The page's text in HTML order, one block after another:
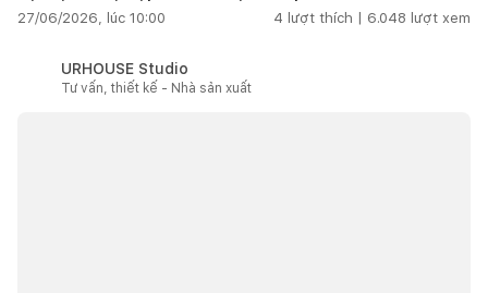
27/06/2026, lúc 10:00 4 lượt thích | 6.048 lượt xem
URHOUSE Studio
Tư vấn, thiết kế - Nhà sản xuất